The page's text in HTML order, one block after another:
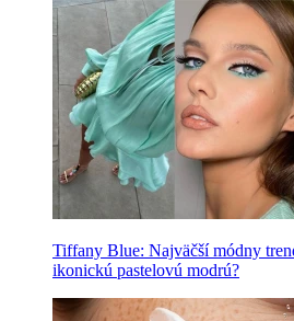
Tiffany Blue: Najväčší módny
ikonickú pastelovú modrú?